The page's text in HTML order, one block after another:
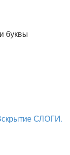
буквы
СЛОГИ.